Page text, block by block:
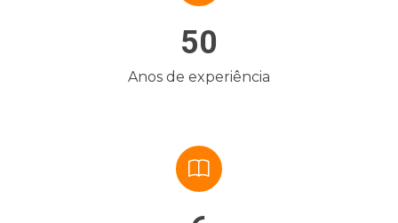
50
Anos de experiência